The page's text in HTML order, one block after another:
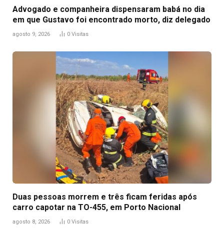
Advogado e companheira dispensaram babá no dia
em que Gustavo foi encontrado morto, diz delegado
agosto 9, 2026 0 Visitas
Duas pessoas morrem e três ficam feridas após
carro capotar na TO-455, em Porto Nacional
agosto 8, 2026 0 Visitas